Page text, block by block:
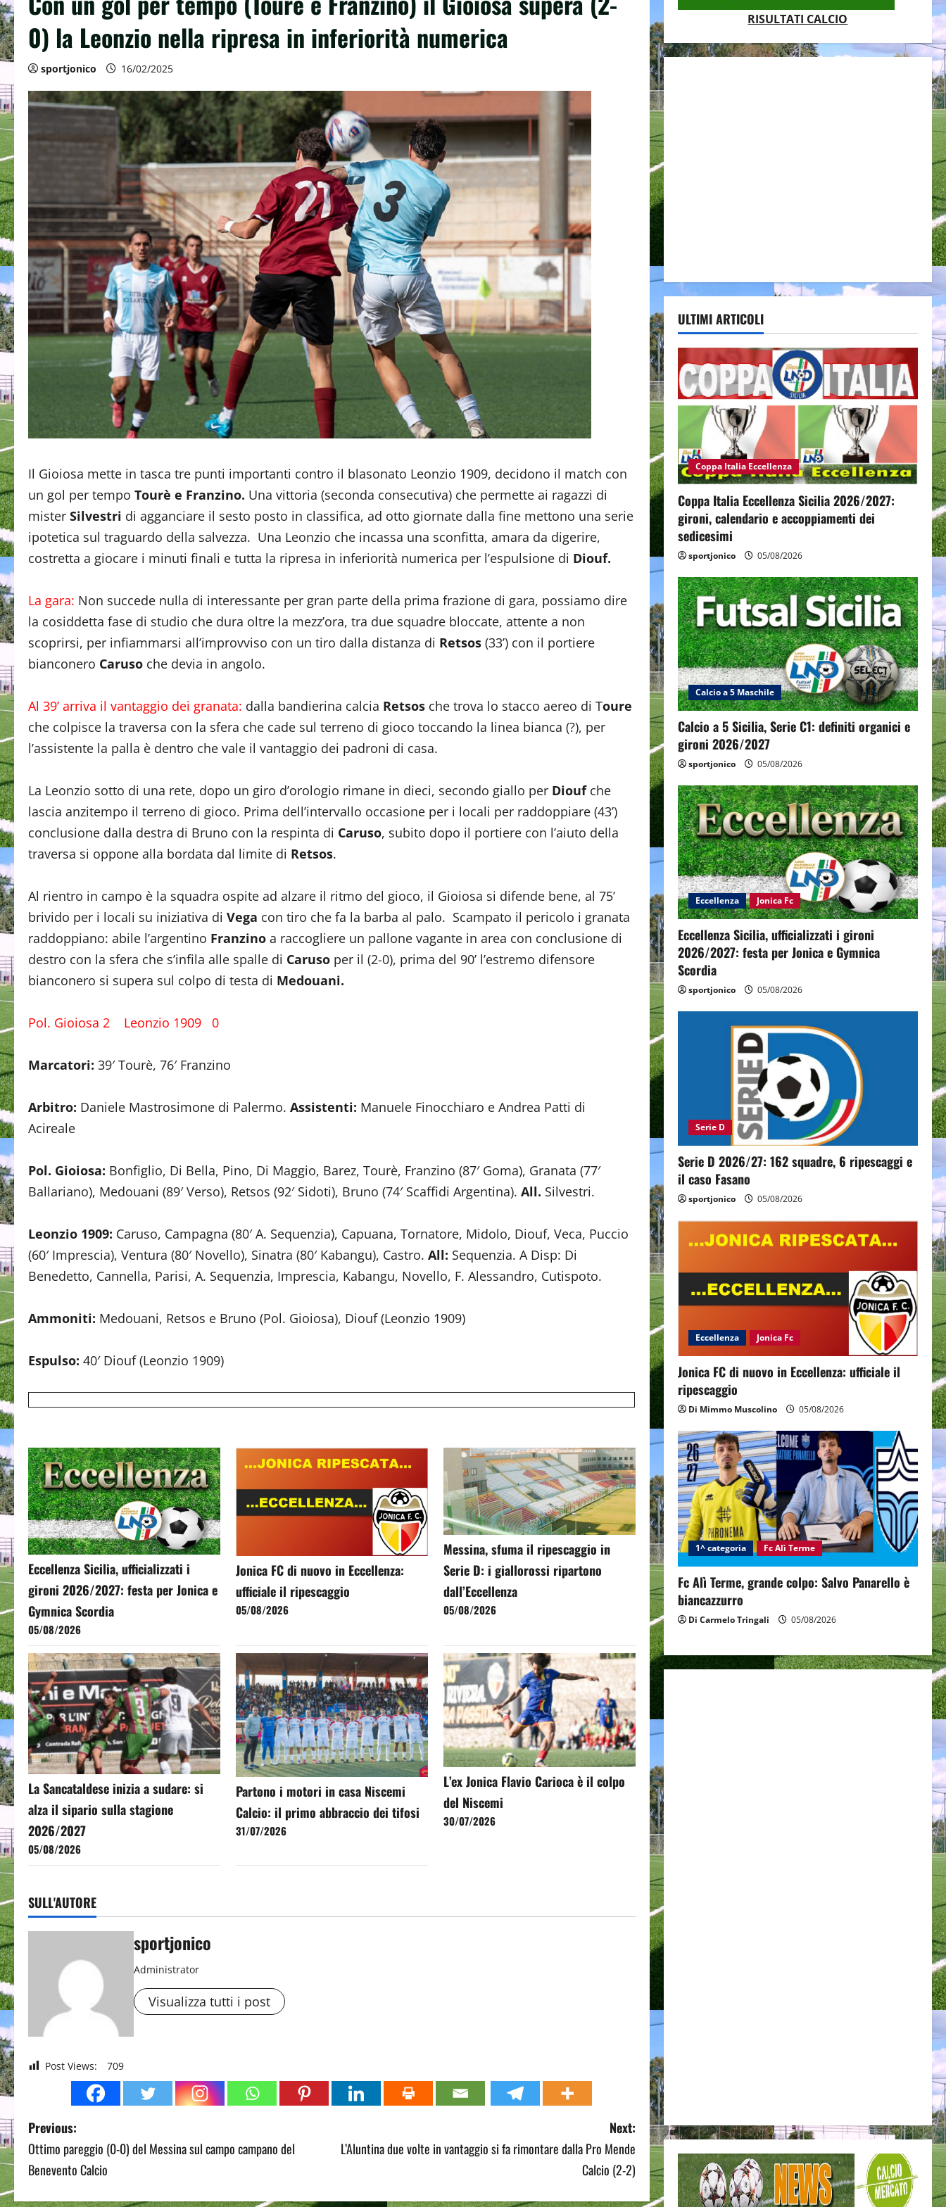
0) la Leonzio nella ripresa in inferiorità numerica
sportjonico 16/02/2025
Il Gioiosa mette in tasca tre punti importanti contro il blasonato Leonzio 1909, decidono il match con
un gol per tempo Tourè e Franzino. Una vittoria (seconda consecutiva) che permette ai ragazzi di
mister Silvestri di agganciare il sesto posto in classifica, ad otto giornate dalla fine mettono una serie
ipotetica sul traguardo della salvezza. Una Leonzio che incassa una sconfitta, amara da digerire,
costretta a giocare i minuti finali e tutta la ripresa in inferiorità numerica per l’espulsione di Diouf.
La gara: Non succede nulla di interessante per gran parte della prima frazione di gara, possiamo dire
la cosiddetta fase di studio che dura oltre la mezz’ora, tra due squadre bloccate, attente a non
scoprirsi, per infiammarsi all’improvviso con un tiro dalla distanza di Retsos (33’) con il portiere
bianconero Caruso che devia in angolo.
Al 39’ arriva il vantaggio dei granata: dalla bandierina calcia Retsos che trova lo stacco aereo di Toure
che colpisce la traversa con la sfera che cade sul terreno di gioco toccando la linea bianca (?), per
l’assistente la palla è dentro che vale il vantaggio dei padroni di casa.
La Leonzio sotto di una rete, dopo un giro d’orologio rimane in dieci, secondo giallo per Dioufche
lascia anzitempo il terreno di gioco. Prima dell’intervallo occasione per i locali per raddoppiare (43’)
conclusione dalla destra di Bruno con la respinta di Caruso, subito dopo il portiere con l’aiuto della
traversa si oppone alla bordata dal limite di Retsos.
Al rientro in campo è la squadra ospite ad alzare il ritmo del gioco, il Gioiosa si difende bene, al 75’
brivido per i locali su iniziativa di Vega con tiro che fa la barba al palo. Scampato il pericolo i granata
raddoppiano: abile l’argentino Franzino a raccogliere un pallone vagante in area con conclusione di
destro con la sfera che s’infila alle spalle di Caruso per il (2-0), prima del 90’ l’estremo difensore
bianconero si supera sul colpo di testa di Medouani.
Pol. Gioiosa 2 Leonzio 1909 0
Marcatori: 39′ Tourè, 76′ Franzino
Arbitro: Daniele Mastrosimone di Palermo. Assistenti: Manuele Finocchiaro e Andrea Patti di
Acireale
Pol. Gioiosa: Bonfiglio, Di Bella, Pino, Di Maggio, Barez, Tourè, Franzino (87′ Goma), Granata (77′
Ballariano), Medouani (89′ Verso), Retsos (92′ Sidoti), Bruno (74′ Scaffidi Argentina). All. Silvestri.
Leonzio 1909: Caruso, Campagna (80′ A. Sequenzia), Capuana, Tornatore, Midolo, Diouf, Veca, Puccio
(60′ Imprescia), Ventura (80′ Novello), Sinatra (80′ Kabangu), Castro. All: Sequenzia. A Disp: Di
Benedetto, Cannella, Parisi, A. Sequenzia, Imprescia, Kabangu, Novello, F. Alessandro, Cutispoto.
Ammoniti: Medouani, Retsos e Bruno (Pol. Gioiosa), Diouf (Leonzio 1909)
Espulso: 40′ Diouf (Leonzio 1909)
Eccellenza Sicilia, ufficializzati i
gironi 2026/2027: festa per Jonica e
Gymnica Scordia
05/08/2026
Jonica FC di nuovo in Eccellenza:
ufficiale il ripescaggio
05/08/2026
Messina, sfuma il ripescaggio in
Serie D: i giallorossi ripartono
dall’Eccellenza
05/08/2026
La Sancataldese inizia a sudare: si
alza il sipario sulla stagione
2026/2027
05/08/2026
Partono i motori in casa Niscemi
Calcio: il primo abbraccio dei tifosi
31/07/2026
L’ex Jonica Flavio Carioca è il colpo
del Niscemi
30/07/2026
SULL'AUTORE
sportjonico
Administrator
Visualizza tutti i post
Post Views: 709
P
o
Previous:
Ottimo pareggio (0-0) del Messina sul campo campano del
Benevento Calcio
Next:
L’Aluntina due volte in vantaggio si fa rimontare dalla Pro Mende
Calcio (2-2)
RISULTATI CALCIO
ULTIMI ARTICOLI
Coppa Italia Eccellenza
Coppa Italia Eccellenza Sicilia 2026/2027:
gironi, calendario e accoppiamenti dei
sedicesimi
sportjonico 05/08/2026
Calcio a 5 Maschile
Calcio a 5 Sicilia, Serie C1: definiti organici e
gironi 2026/2027
sportjonico 05/08/2026
Eccellenza Jonica Fc
Eccellenza Sicilia, ufficializzati i gironi
2026/2027: festa per Jonica e Gymnica
Scordia
sportjonico 05/08/2026
Serie D
Serie D 2026/27: 162 squadre, 6 ripescaggi e
il caso Fasano
sportjonico 05/08/2026
Eccellenza Jonica Fc
Jonica FC di nuovo in Eccellenza: ufficiale il
ripescaggio
Di Mimmo Muscolino 05/08/2026
1^ categoria Fc Alì Terme
Fc Alì Terme, grande colpo: Salvo Panarello è
biancazzurro
Di Carmelo Tringali 05/08/2026